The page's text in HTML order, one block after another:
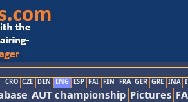
CRO CZE DEN ENG ESP FAI FIN FRA GER GRE INA
AUT championship Pictures